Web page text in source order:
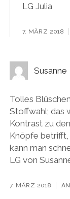
LG Julia
7. MÄRZ 2018
Susanne
Tolles
Stoffwahl; das
Kontrast zu
Knöpfe betrifft,
kann man
LG von
7. MÄRZ 2018